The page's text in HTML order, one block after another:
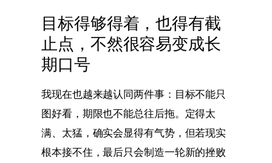
目标得够得着，也得有截
止点，不然很容易变成长
期口号
我现在也越来越认同两件事：目标不能只
图好看，期限也不能总往后拖。定得太
满、太猛，确实会显得有气势，但若现实
根本接不住，最后只会制造一轮新的挫败